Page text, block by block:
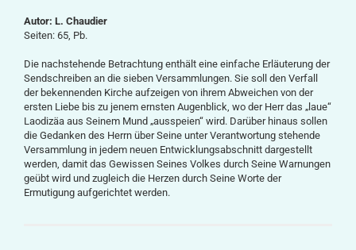
Autor: L. Chaudier
Seiten: 65, Pb.
Die nachstehende Betrachtung enthält eine einfache Erläuterung der
Sendschreiben an die sieben Versammlungen. Sie soll den Verfall
der bekennenden Kirche aufzeigen von ihrem Abweichen von der
ersten Liebe bis zu jenem ernsten Augenblick, wo der Herr das „laue“
Laodizäa aus Seinem Mund „ausspeien“ wird. Darüber hinaus sollen
die Gedanken des Herrn über Seine unter Verantwortung stehende
Versammlung in jedem neuen Entwicklungsabschnitt dargestellt
werden, damit das Gewissen Seines Volkes durch Seine Warnungen
geübt wird und zugleich die Herzen durch Seine Worte der
Ermutigung aufgerichtet werden.